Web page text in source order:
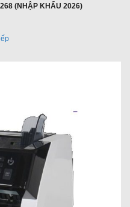
(NHẬP KHẨU 2026)